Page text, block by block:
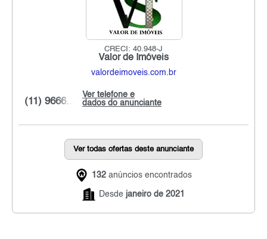
CRECI: 40.948-J
Valor de Imóveis
valordeimoveis.com.br
Ver telefone e
dados do anunciante
(11) 9666...
Ver todas ofertas deste anunciante
132 anúncios encontrados
Desde janeiro de 2021